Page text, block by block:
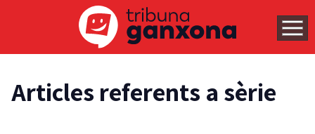
Articles referents a sèrie